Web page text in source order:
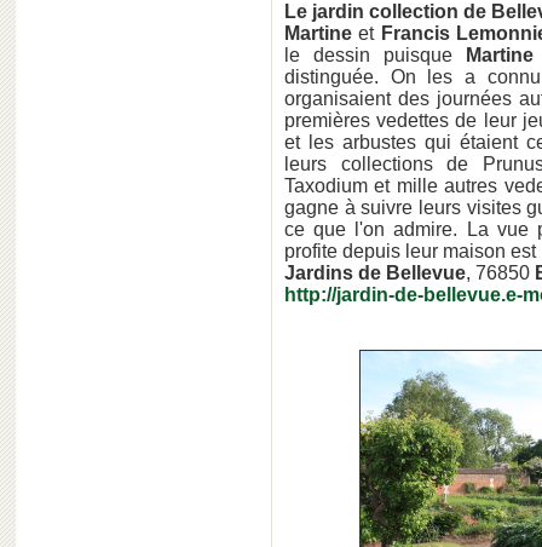
Le jardin collection de
Martineet Francis
le dessin puisque
Martine
distinguée. On les a
organisaient des journées
premières vedettes de leur
et les arbustes qui étaient
leurs collections de
Taxodium et mille autres
gagne à suivre leurs visites
ce que l'on admire. La vue
profite depuis leur maison
Jardins de Bellevue, 76850
http://jardin-de-bellevue.e-